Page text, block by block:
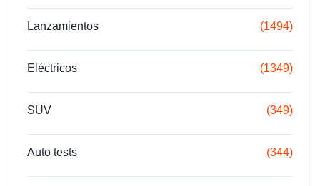
Lanzamientos (1494)
Eléctricos (1349)
SUV (349)
Auto tests (344)